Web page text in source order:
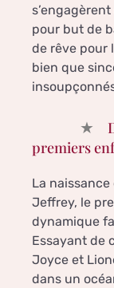
pour but de
de rêve pour
bien que
premiers
La
Jeffrey, le
dynamique
Essayant de
Joyce et
dans un